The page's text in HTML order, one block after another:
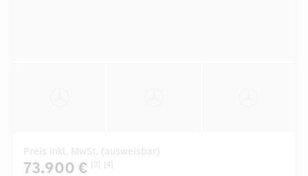
Preis inkl. MwSt. (ausweisbar)
73.900 € [3] [4]